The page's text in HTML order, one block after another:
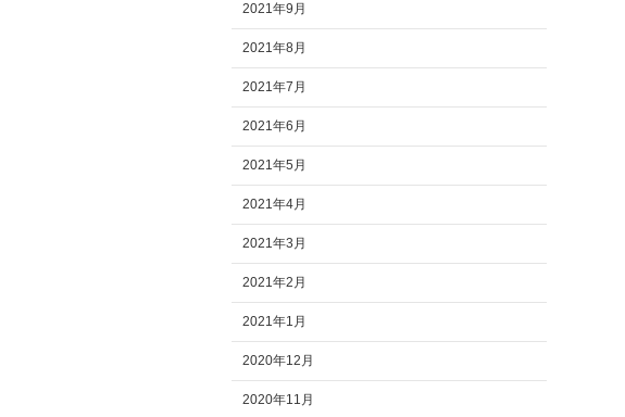
2021年9月
2021年8月
2021年7月
2021年6月
2021年5月
2021年4月
2021年3月
2021年2月
2021年1月
2020年12月
2020年11月